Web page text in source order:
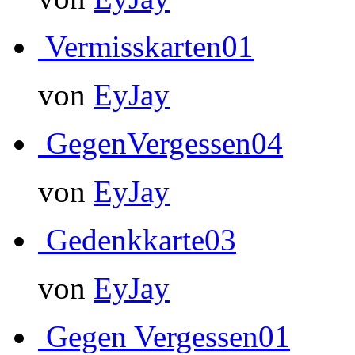
Vermisskarten01
von EyJay
GegenVergessen04
von EyJay
Gedenkkarte03
von EyJay
Gegen Vergessen01